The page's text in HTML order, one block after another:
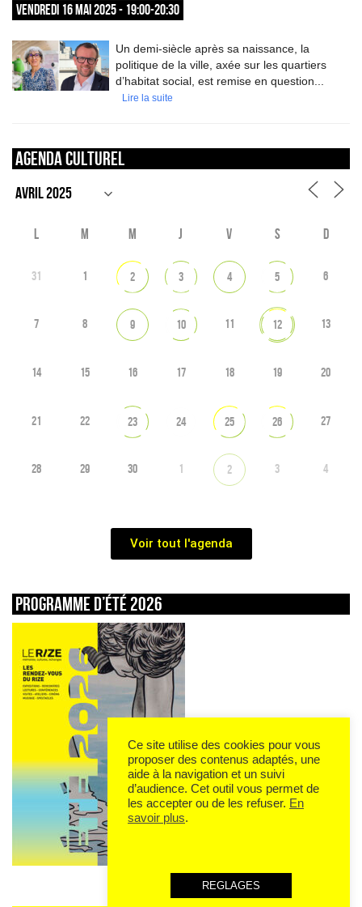
VENDREDI 16 MAI 2025 - 19:00-20:30
Un demi-siècle après sa naissance, la
politique de la ville, axée sur les quartiers
d’habitat social, est remise en question...
Lire la suite
Agenda culturel
L M M J V S D
31 1 2 3 4 5 6
7 8 9 10 11 12 13
14 15 16 17 18 19 20
21 22 23 24 25 26 27
28 29 30 1 2 3 4
Voir tout l'agenda
Programme d’été 2026
Ce site utilise des cookies pour vous
proposer des contenus adaptés, une
aide à la navigation et un suivi
d’audience. Cet outil vous permet de
les accepter ou de les refuser. En
savoir plus.
REGLAGES